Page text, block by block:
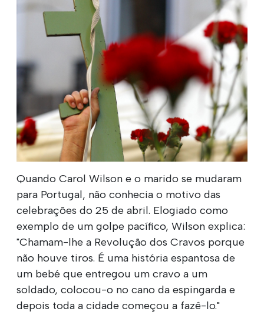
Quando Carol Wilson e o marido se mudaram
para Portugal, não conhecia o motivo das
celebrações do 25 de abril. Elogiado como
exemplo de um golpe pacífico, Wilson explica:
"Chamam-lhe a Revolução dos Cravos porque
não houve tiros. É uma história espantosa de
um bebé que entregou um cravo a um
soldado, colocou-o no cano da espingarda e
depois toda a cidade começou a fazê-lo."